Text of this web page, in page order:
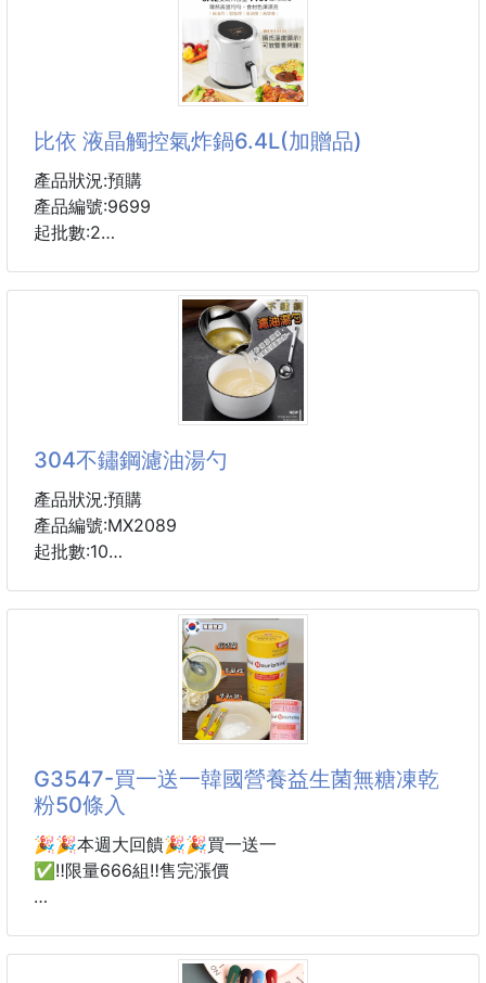
超高品控·做工精细：凸显(高端·贵气·档次)
Size ：39-44（38、45、46，可订做)….！！
比依 液晶觸控氣炸鍋6.4L(加贈品)
產品狀況:預購
產品編號:9699
起批數:2
🔥買就送『繁中說明書、繁中食譜』 這麼狂的組合及
價格非我們莫屬啦❗ 全新升級
🏅美國FDA🏅德國LFGB🏅歐盟ROHS認證 絕對是國
際一線廚房品牌鍋具的精選塗層！
❤️比依擁有十八年氣炸鍋品牌經驗
❤️ 👉人氣熱銷ＮＯ.１千位網友好評見證 👉絕對是購
⚠特別注意一定要看完
✅本賣場所販售之比依氣炸鍋
✅保證都是原廠正品台灣現貨
✅插頭電壓１１０Ｖ台灣專用
✅商品保固一年台灣在
304不鏽鋼濾油湯勺
產品狀況:預購
產品編號:MX2089
起批數:10
愛喝湯又怕油的朋友們看這裡～👀
💥這支可以輕鬆濾油的湯勺~~~
💦利用油水不相溶，以及密度大小的原理！簡單輕鬆
✨304不鏽鋼材質的濾油湯勺✨
頂端掛孔，節省空間，有效過濾多餘油脂，讓您輕鬆享
受美味！😊
愛喝湯不再怕油膩～😍
約8*29.5CM
【商品LOGO，僅供參考，請依實際到貨為主】
G3547-買一送一韓國營養益生菌無糖凍乾
粉50條入
🎉🎉本週大回饋🎉🎉買一送一
✅‼️限量666組‼️售完漲價